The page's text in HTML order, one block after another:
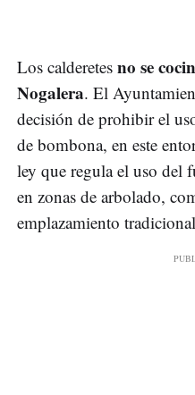
Los calderetes no se
Nogalera. El
decisión de prohibir el
de bombona, en este
ley que regula el uso del
en zonas de arbolado,
emplazamiento